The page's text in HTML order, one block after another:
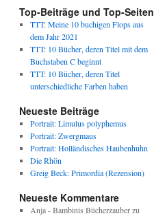
Top-Beiträge und Top-Seiten
TTT: Meine 10 buchigen Flops aus
dem Jahr 2021
TTT: 10 Bücher, deren Titel mit dem
Buchstaben C beginnt
TTT: 10 Bücher, deren Titel
unterschiedliche Farben haben
Neueste Beiträge
Portrait: Limulus polyphemus
Portrait: Zwergmaus
Portrait: Holländisches Haubenhuhn
Die Rhön
Greig Beck: Primordia (Rezension)
Neueste Kommentare
Anja - Bambinis Bücherzauberzu